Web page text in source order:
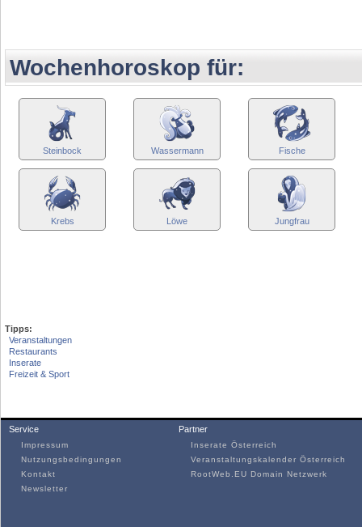
Wochenhoroskop für:
Steinbock Wassermann Fische
Krebs Löwe Jungfrau
Tipps:
Veranstaltungen
Restaurants
Inserate
Freizeit & Sport
Service
Impressum
Nutzungsbedingungen
Kontakt
Newsletter
Partner
Inserate Österreich
Veranstaltungskalender Österreich
RootWeb.EU Domain Netzwerk